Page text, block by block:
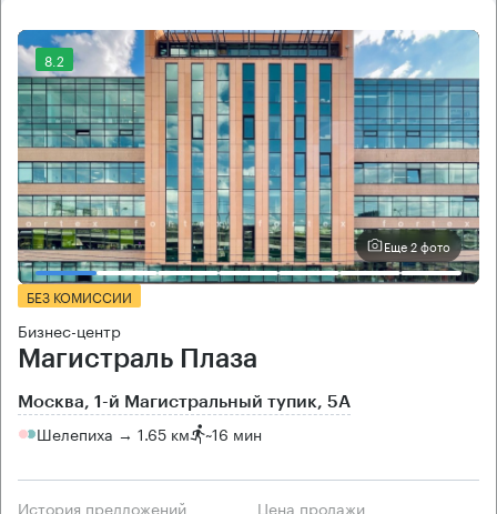
8.2
Еще 2 фото
БЕЗ КОМИССИИ
Бизнес-центр
Магистраль Плаза
Москва, 1-й Магистральный тупик, 5А
Шелепиха → 1.65 км ~16 мин
История предложений Цена продажи